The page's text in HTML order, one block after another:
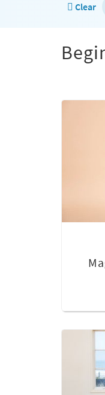
Clear